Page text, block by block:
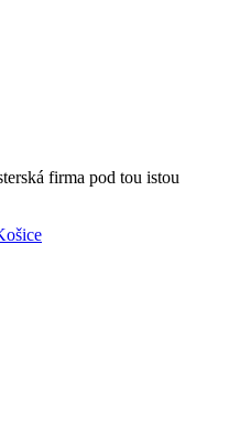
firma pod tou istou